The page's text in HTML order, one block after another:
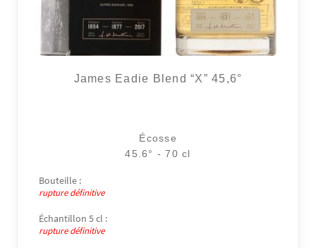
James Eadie Blend “X” 45,6°
Écosse
45.6° - 70 cl
Bouteille :
rupture définitive
Échantillon 5 cl :
rupture définitive